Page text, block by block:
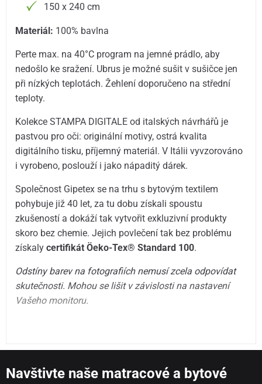
150 x 240 cm
Materiál: 100% bavlna
Perte max. na 40°C program na jemné prádlo, aby
nedošlo ke sražení. Ubrus je možné sušit v sušičce jen
při nízkých teplotách. Žehlení doporučeno na střední
teploty.
Kolekce STAMPA DIGITALE od italských návrhářů je
pastvou pro oči: originální motivy, ostrá kvalita
digitálního tisku, příjemný materiál. V Itálii vyvzorováno
i vyrobeno, poslouží i jako nápaditý dárek.
Společnost Gipetex se na trhu s bytovým textilem
pohybuje již 40 let, za tu dobu získali spoustu
zkušeností a dokáží tak vytvořit exkluzivní produkty
skoro bez chemie. Jejich povlečení tak bez problému
získalycertifikát Öeko-Tex® Standard 100.
Odstíny barev na fotografiích nemusí zcela odpovídat
skutečnosti. Mohou se lišit v závislosti na nastavení
Vašeho monitoru.
Navštivte naše matracové a bytové